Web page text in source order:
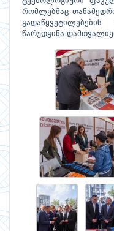
რომლებმაც
წარუდგინა